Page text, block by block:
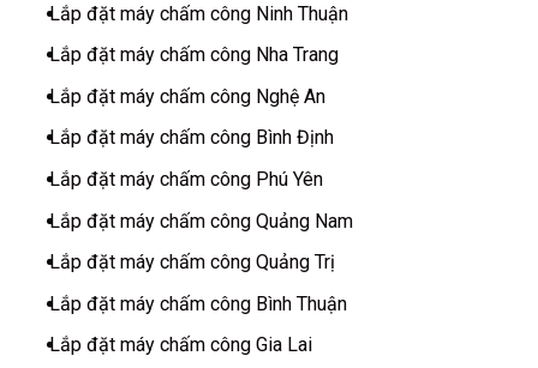
Lắp đặt máy chấm công Ninh Thuận
Lắp đặt máy chấm công Nha Trang
Lắp đặt máy chấm công Nghệ An
Lắp đặt máy chấm công Bình Định
Lắp đặt máy chấm công Phú Yên
Lắp đặt máy chấm công Quảng Nam
Lắp đặt máy chấm công Quảng Trị
Lắp đặt máy chấm công Bình Thuận
Lắp đặt máy chấm công Gia Lai